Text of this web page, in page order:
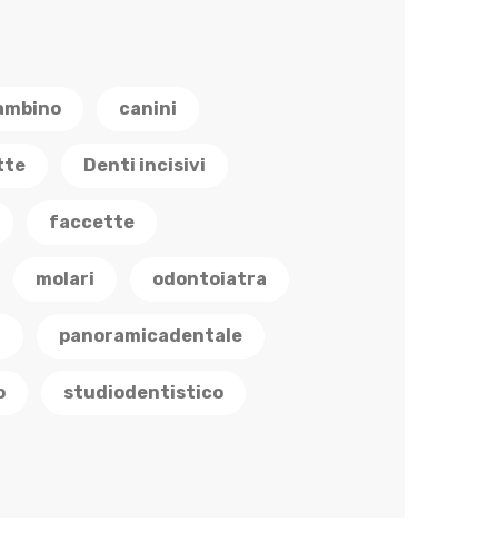
canini
Denti incisivi
faccette
molari odontoiatra
panoramicadentale
studiodentistico